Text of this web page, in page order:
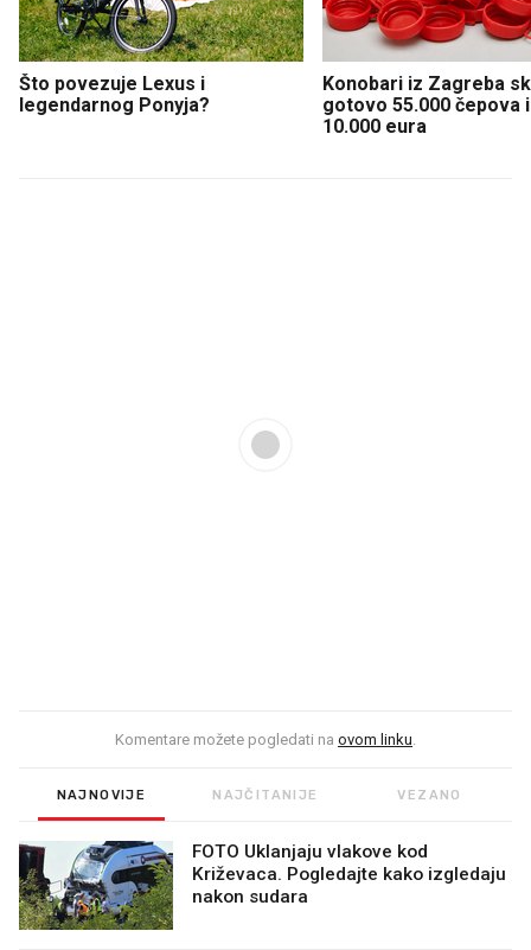
Što povezuje Lexus i
legendarnog Ponyja?
Konobari iz Zagreba
gotovo 55.000 čepova
10.000 eura
Komentare možete pogledati na ovom linku.
NAJNOVIJE NAJČITANIJE VEZANO
FOTO Uklanjaju vlakove kod
Križevaca. Pogledajte kako izgledaju
nakon sudara